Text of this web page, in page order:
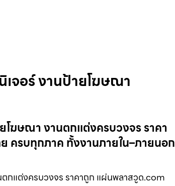
จอร์ งานป้ายโฆษณา
โฆษณา งานตกแต่งครบวงจร ราคา
ครบทุกภาค ทั้งงานภายใน–ภายนอก
กแต่งครบวงจร ราคาถูก แผ่นพลาสวูด.com